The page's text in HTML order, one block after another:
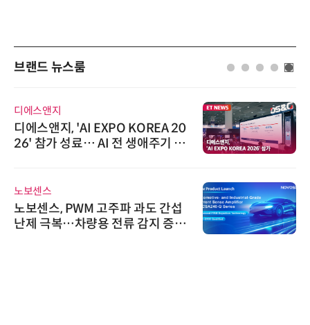
브랜드 뉴스룸
디에스앤지
디에스앤지, 'AI EXPO KOREA 20
26' 참가 성료… AI 전 생애주기 아
노보센스
노보센스, PWM 고주파 과도 간섭
난제 극복…차량용 전류 감지 증폭